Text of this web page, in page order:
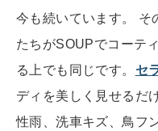
今も続いています。 そ
たちがSOUPでコーテ
る上でも同じです。 セ
ディを美しく見せるだ
性雨、洗車キズ、鳥フ